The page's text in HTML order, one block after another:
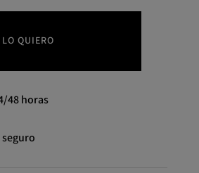
LO QUIERO
48 horas
seguro